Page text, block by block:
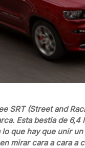
SRT (Street and
Esta bestia de
que hay que unir
mirar cara a cara a